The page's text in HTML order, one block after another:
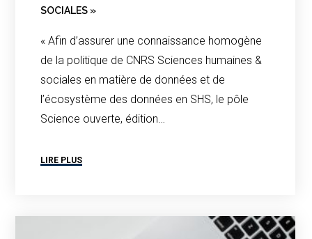
SOCIALES »
« Afin d’assurer une connaissance homogène
de la politique de CNRS Sciences humaines &
sociales en matière de données et de
l’écosystème des données en SHS, le pôle
Science ouverte, édition…
LIRE PLUS